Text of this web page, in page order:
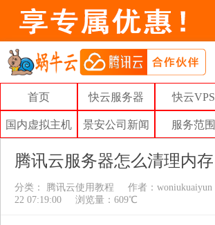
首页 快云服务器 快云VPS
国内虚拟主机 景安公司新闻 服务范围
腾讯云服务器怎么清理内存
分类： 腾讯云使用教程 作者： woniukuaiyun
22 07:19:00
浏览量：609℃